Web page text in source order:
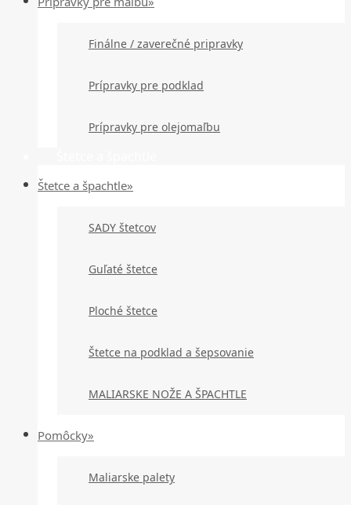
Finálne / zaverečné pripravky
Prípravky pre podklad
Prípravky pre olejomaľbu
Štetce a špachtle»
SADY štetcov
Guľaté štetce
Ploché štetce
Štetce na podklad a šepsovanie
MALIARSKE NOŽE A ŠPACHTLE
Pomôcky»
Maliarske palety